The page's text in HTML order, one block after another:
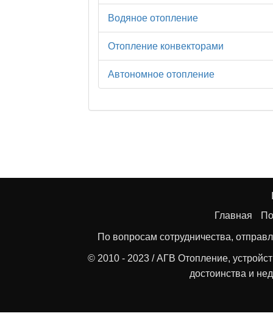
Водяное отопление
Отопление конвекторами
Автономное отопление
Главная
По вопросам сотрудничества,
© 2010 - 2023 / АГВ Отопление,
достоинства и